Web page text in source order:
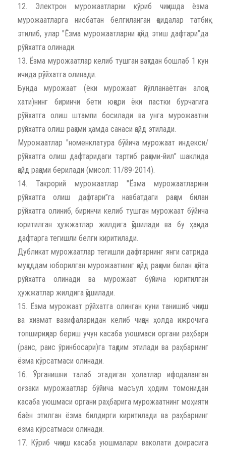
12. Электрон мурожаатларни кўриб чиқишда ёзма
мурожаатларга нисбатан белгиланган қоидалар татбиқ
этилиб, улар "Ёзма мурожаатларни қайд этиш дафтари”да
рўйхатга олинади.
13. Ёзма мурожаатлар келиб тушган вақтдан бошлаб 1 кун
ичида рўйхатга олинади.
Бунда мурожаат (ёки мурожаат йўлланаётган алоқа
хати)нинг биринчи бети юқори ёки пастки бурчагига
рўйхатга олиш штампи босилади ва унга мурожаатни
рўйхатга олиш рақами ҳамда санаси қайд этилади.
Мурожаатлар "номенклатура бўйича мурожаат индекси/
рўйхатга олиш дафтаридаги тартиб рақами-йил” шаклида
қайд рақами берилади (мисол: 11/89-2014).
14. Такрорий мурожаатлар "Ёзма мурожаатларини
рўйхатга олиш дафтари”га навбатдаги рақам билан
рўйхатга олиниб, биринчи келиб тушган мурожаат бўйича
юритилган ҳужжатлар жилдига қўшилади ва бу ҳақида
дафтарга тегишли белги киритилади.
Дубликат мурожаатлар тегишли дафтарнинг янги сатрида
муқаддам юборилган мурожаатнинг қайд рақами билан қайта
рўйхатга олинади ва мурожаат бўйича юритилган
ҳужжатлар жилдига қўшилади.
15. Ёзма мурожаат рўйхатга олинган куни танишиб чиқиш
ва хизмат вазифаларидан келиб чиққан ҳолда ижрочига
топшириқлар бериш учун касаба уюшмаси органи раҳбари
(раис, раис ўринбосари)га тақдим этилади ва раҳбарнинг
ёзма кўрсатмаси олинади.
16. Ўрганишни талаб этадиган ҳолатлар ифодаланган
оғзаки мурожаатлар бўйича масъул ҳодим томонидан
касаба уюшмаси органи раҳбарига мурожаатнинг моҳияти
баён этилган ёзма билдирги киритилади ва раҳбарнинг
ёзма кўрсатмаси олинади.
17. Кўриб чиқиш касаба уюшмалари ваколати доирасига